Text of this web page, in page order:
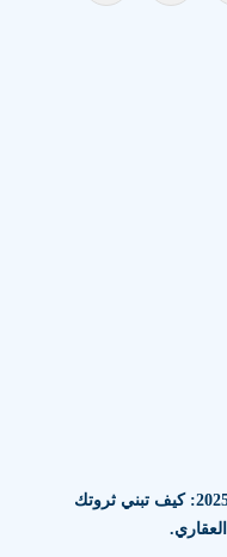
الاستثمار العقاري في مصر 2025: كيف تبني ثروتك